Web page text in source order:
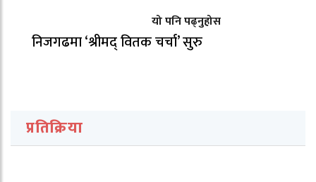
यो पनि पढ्नुहोस
निजगढमा ‘श्रीमद् वितक चर्चा’ सुरु
प्रतिक्रिया